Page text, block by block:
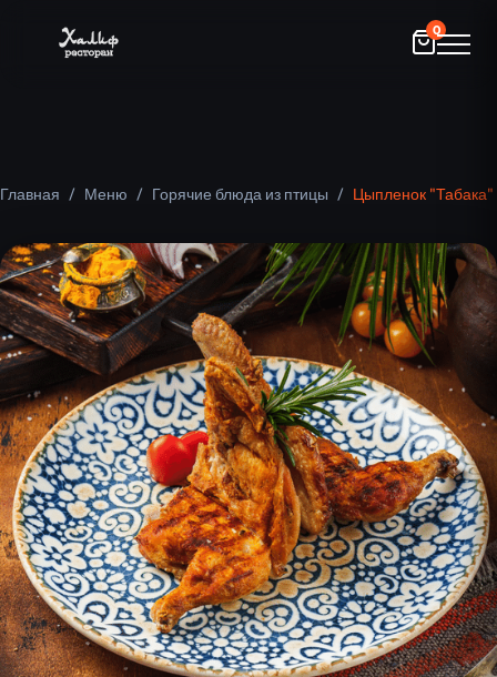
0
Главная / Меню / Горячие блюда из птицы / Цыпленок "Табака"